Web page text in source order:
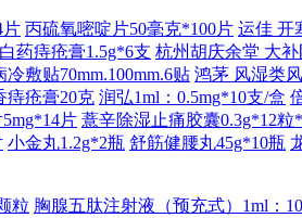
片 丙硫氧嘧啶片50毫克*100片 运佳 开
药痔疮膏1.5g*6支 杭州胡庆余堂 大补
敷贴70mm.100mm.6贴 鸿茅 风湿类
痔疮膏20克 润弘1ml：0.5mg*10支/盒
片 薏辛除湿止痛胶囊0.3g*12粒
小金丸1.2g*2瓶 舒筋健腰丸45g*10瓶
粒 胸腺五肽注射液（预充式）1ml：